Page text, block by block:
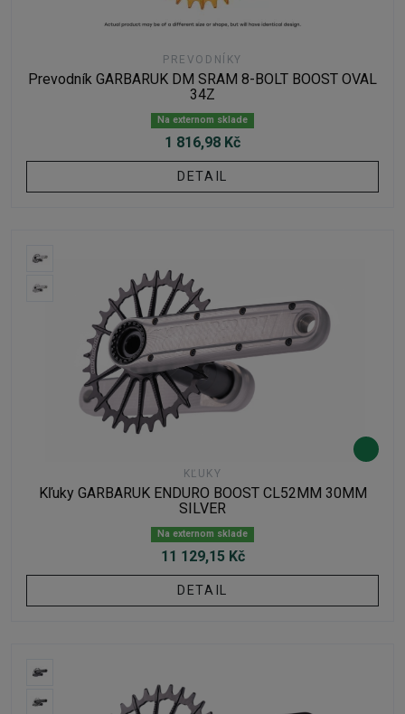
PREVODNÍKY
Prevodník GARBARUK DM SRAM 8-BOLT BOOST OVAL
34Z
Na externom sklade
1 816,98 Kč
DETAIL
KĽUKY
Kľuky GARBARUK ENDURO BOOST CL52MM 30MM
SILVER
Na externom sklade
11 129,15 Kč
DETAIL